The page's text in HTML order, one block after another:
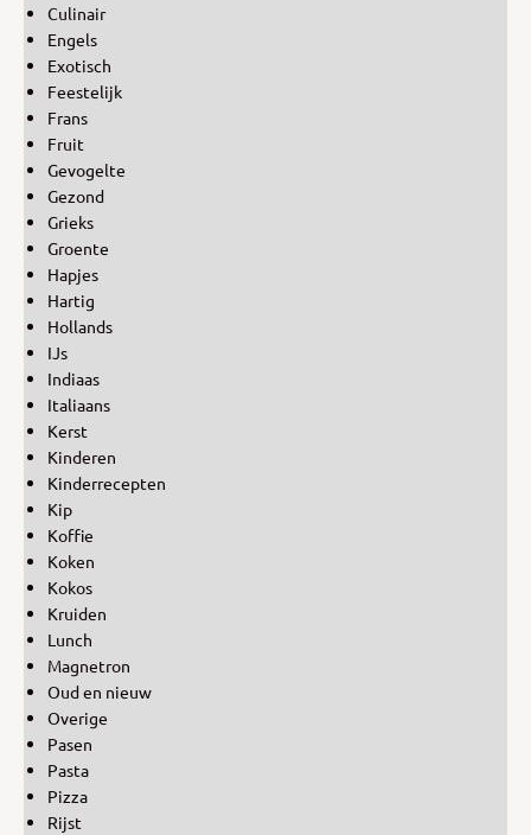
Culinair
Engels
Exotisch
Feestelijk
Frans
Fruit
Gevogelte
Gezond
Grieks
Groente
Hapjes
Hartig
Hollands
IJs
Indiaas
Italiaans
Kerst
Kinderen
Kinderrecepten
Kip
Koffie
Koken
Kokos
Kruiden
Lunch
Magnetron
Oud en nieuw
Overige
Pasen
Pasta
Pizza
Rijst